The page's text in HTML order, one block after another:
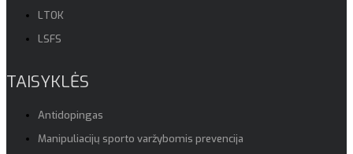
LTOK
LSFS
TAISYKLĖS
Antidopingas
Manipuliacijų sporto varžybomis prevencija